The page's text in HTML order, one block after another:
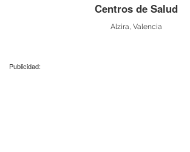
Centros de Salud
Alzira, Valencia
Publicidad: